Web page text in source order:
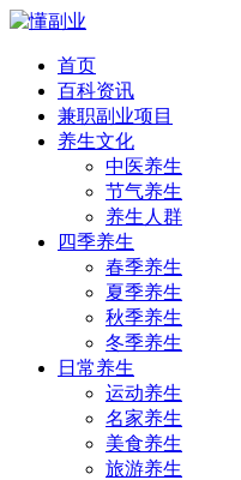
首页
百科资讯
兼职副业项目
养生文化
中医养生
节气养生
养生人群
四季养生
春季养生
夏季养生
秋季养生
冬季养生
日常养生
运动养生
名家养生
美食养生
旅游养生